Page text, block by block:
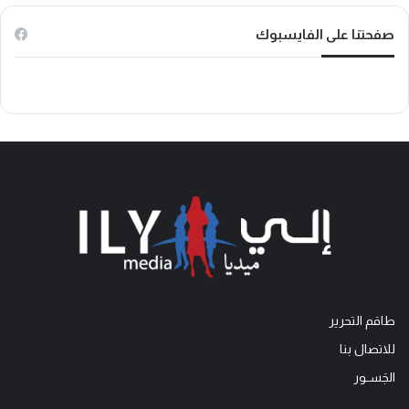
k
صفحتنا على الفايسبوك
طاقم التحرير
للاتصال بنا
الجَســور